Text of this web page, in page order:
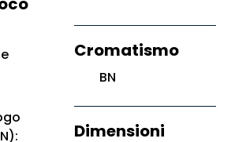
Cromatismo
BN
Dimensioni